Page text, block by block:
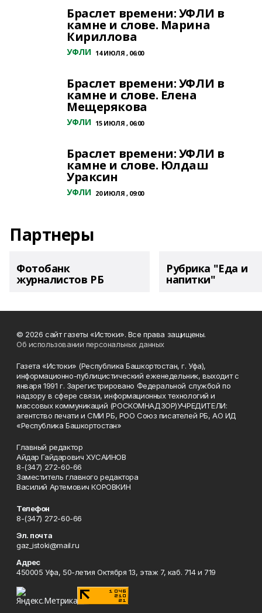
Браслет времени: УФЛИ в
камне и слове. Марина
Кириллова
УФЛИ 14 ИЮЛЯ , 06:00
Браслет времени: УФЛИ в
камне и слове. Елена
Мещерякова
УФЛИ 15 ИЮЛЯ , 06:00
Браслет времени: УФЛИ в
камне и слове. Юлдаш
Ураксин
УФЛИ 20 ИЮЛЯ , 09:00
Партнеры
Фотобанк
журналистов РБ
Рубрика "Еда и
напитки"
© 2026 сайт газеты «Истоки». Все права защищены.
Об использовании персональных данных
Газета «Истоки» (Республика Башкортостан, г. Уфа),
информационно-публицистический еженедельник, выходит с
января 1991 г. Зарегистрировано Федеральной службой по
надзору в сфере связи, информационных технологий и
массовых коммуникаций (РОСКОМНАДЗОР)УЧРЕДИТЕЛИ:
агентство печати и СМИ РБ, РОО Союз писателей РБ, АО ИД
«Республика Башкортостан»
Главный редактор
Айдар Гайдарович ХУСАИНОВ
8-(347) 272-60-66
Заместитель главного редактора
Василий Артемович КОРОВКИН
Телефон
8-(347) 272-60-66
Эл. почта
gaz_istoki@mail.ru
Адрес
450005 Уфа, 50-летия Октября 13, этаж 7, каб. 714 и 719